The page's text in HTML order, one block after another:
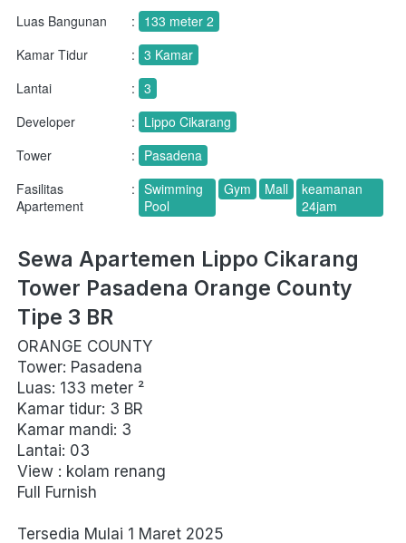
Luas Bangunan : 133 meter 2
Kamar Tidur
: 3 Kamar
Lantai
: 3
Developer
: Lippo Cikarang
Tower
: Pasadena
Fasilitas
Apartement
: Swimming
Pool
Gym Mall
keamanan
24jam
Sewa Apartemen Lippo Cikarang
Tower Pasadena Orange County
Tipe 3 BR
ORANGE COUNTY
Tower: Pasadena
Luas: 133 meter ²
Kamar tidur: 3 BR
Kamar mandi: 3
Lantai: 03
View : kolam renang
Full Furnish
Tersedia Mulai 1 Maret 2025